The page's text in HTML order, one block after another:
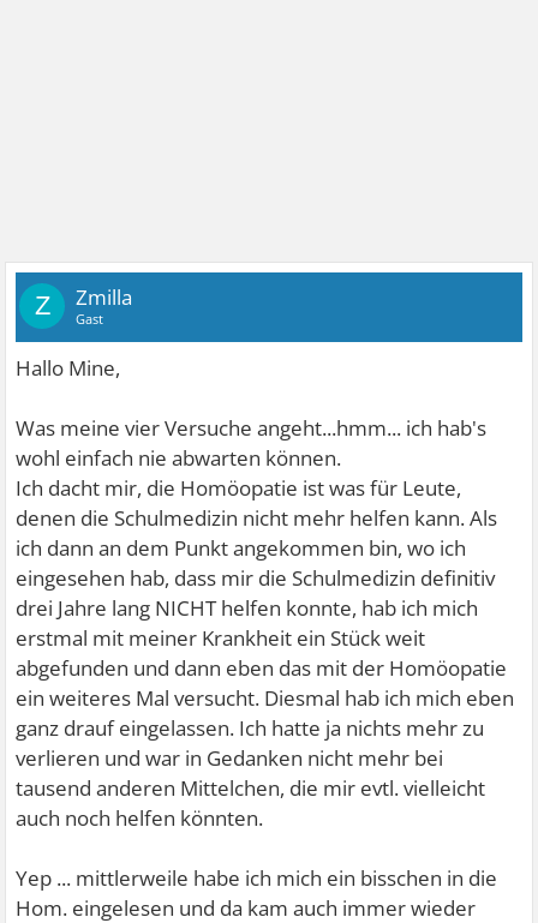
Z Zmilla
Gast
Hallo Mine,
Was meine vier Versuche angeht...hmm... ich hab's
wohl einfach nie abwarten können.
Ich dacht mir, die Homöopatie ist was für Leute,
denen die Schulmedizin nicht mehr helfen kann. Als
ich dann an dem Punkt angekommen bin, wo ich
eingesehen hab, dass mir die Schulmedizin definitiv
drei Jahre lang NICHT helfen konnte, hab ich mich
erstmal mit meiner Krankheit ein Stück weit
abgefunden und dann eben das mit der Homöopatie
ein weiteres Mal versucht. Diesmal hab ich mich eben
ganz drauf eingelassen. Ich hatte ja nichts mehr zu
verlieren und war in Gedanken nicht mehr bei
tausend anderen Mittelchen, die mir evtl. vielleicht
auch noch helfen könnten.
Yep ... mittlerweile habe ich mich ein bisschen in die
Hom. eingelesen und da kam auch immer wieder